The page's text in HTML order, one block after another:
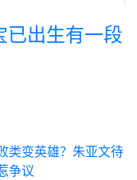
已出生有一段
类变英雄？朱亚文待
争议